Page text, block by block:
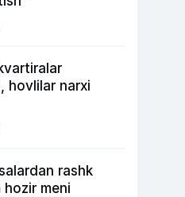
hovlilar narxi
rashk
meni